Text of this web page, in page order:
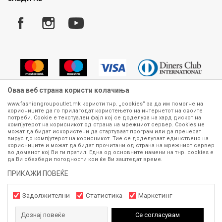
Плаќање
Сите информации околу производите кои се изложени на нашата
онлајн продавница се стремиме да бидат конкретни, точни и прецизни,
меѓутоа не можеме да гарантираме дека се без ниту една грешка или
пак дека сите производи во моментот се достапни на залиха.
Фотографиите се најверодостојниот приказ на производот. Доколку
дојде до потреба за замена на производ или рефундација, процедурата
контактирајте не на телефонскиот број 070 275 363 или на е-
маилoutlet@fashiongroup.com.mkодпонеделник до петок (08-16ч)
и сабота (10-15ч)
©2026https://www.fashiongroupoutlet.mk/, Изработено од
Оваа веб страна користи колачиња
www.fashiongroupoutlet.mk користи тнр. „cookies“ за да им помогне на
корисниците да го прилагодат користењето на интернетот на своите
потреби. Cookie е текстуален фајл кој се доделува на хард дискот на
компјутерот на корисникот од страна на мрежниот сервер. Cookies не
можат да бидат искористени да стартуваат програм или да пренесат
вирус до компјутерот на корисникот. Тие се доделуваат единствено на
корисниците и можат да бидат прочитани од страна на мрежниот сервер
во доменот кој Ви ги пратил. Една од основните намени на тнр. сookies е
да Ви обезбеди погодности кои ќе Ви заштедат време.
ПРИКАЖИ ПОВЕЌЕ
Задолжителни Статистика Маркетинг
Дознај повеќе Се согласувам